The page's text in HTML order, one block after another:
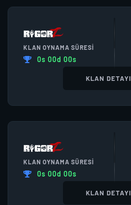
KLAN OYNAMA SÜRESI
0s 00d 00s
KLAN DETAYI
KLAN OYNAMA SÜRESI
0s 00d 00s
KLAN DETAYI